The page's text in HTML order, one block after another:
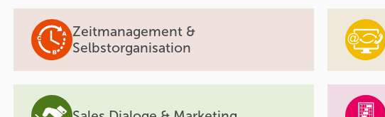
Zeitmanagement &
Selbstorganisation